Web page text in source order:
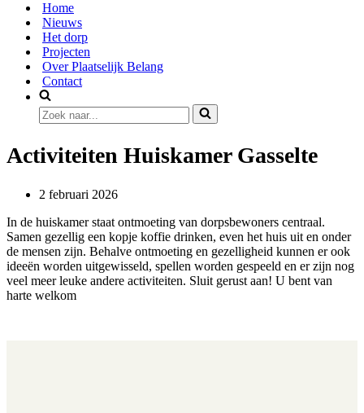
Home
Nieuws
Het dorp
Projecten
Over Plaatselijk Belang
Contact
Zoek
naar...
Activiteiten Huiskamer Gasselte
2 februari 2026
In de huiskamer staat ontmoeting van dorpsbewoners centraal.
Samen gezellig een kopje koffie drinken, even het huis uit en onder
de mensen zijn. Behalve ontmoeting en gezelligheid kunnen er ook
ideeën worden uitgewisseld, spellen worden gespeeld en er zijn nog
veel meer leuke andere activiteiten. Sluit gerust aan! U bent van
harte welkom